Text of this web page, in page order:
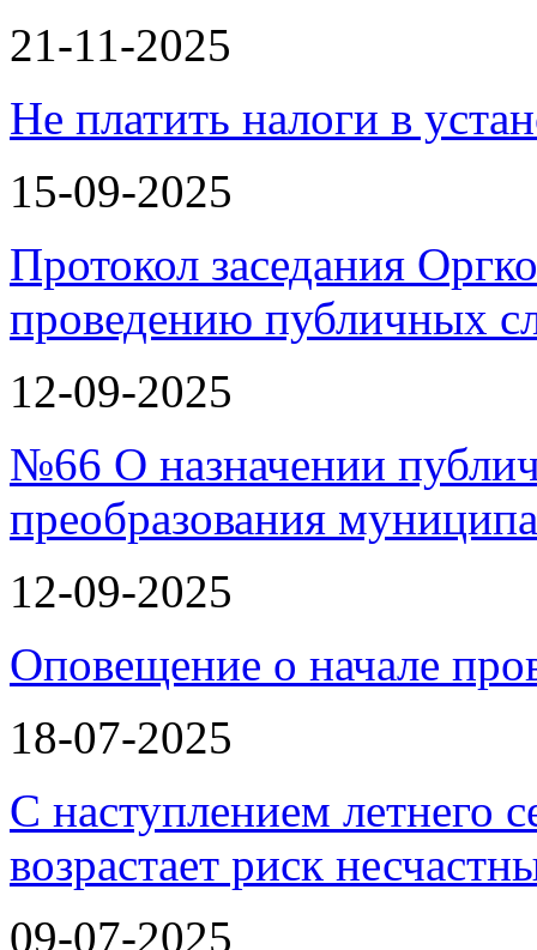
21-11-2025
Не платить налоги в
15-09-2025
Протокол заседания
проведению публичных
12-09-2025
№66 О назначении
преобразования
12-09-2025
Оповещение о начале
18-07-2025
С наступлением летнего
возрастает риск
09-07-2025